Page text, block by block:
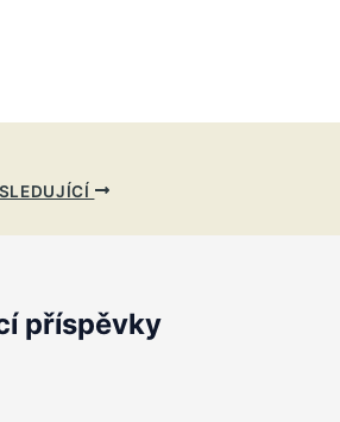
příspěvky